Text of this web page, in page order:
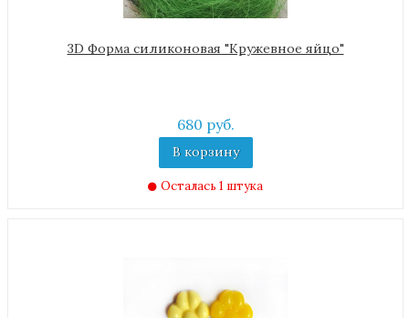
3D Форма силиконовая "Кружевное яйцо"
680 руб.
В корзину
Осталась 1 штука